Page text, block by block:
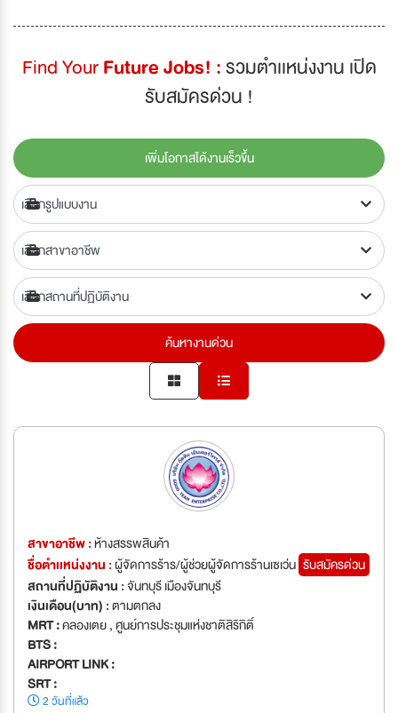
Find YourFuture Jobs! :รวมตำเเหน่งงาน เปิด
รับสมัครด่วน !
เพิ่มโอกาสได้งานเร็วขึ้น
ค้นหางานด่วน
สาขาอาชีพ :ห้างสรรพสินค้า
ชื่อตำเเหน่งงาน :ผู้จัดการร้าร/ผู้ช่วยผู้จัดการร้านเซเว่น รับสมัครด่วน
สถานที่ปฏิบัติงาน :จันทบุรี เมืองจันทบุรี
เงินเดือน(บาท) :ตามตกลง
MRT :คลองเตย , ศูนย์การประชุมแห่งชาติสิริกิติ์
BTS :
AIRPORT LINK :
SRT :
2 วันที่แล้ว